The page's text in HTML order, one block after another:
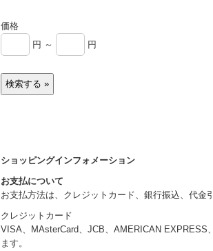
価格
円 ～
円
ショッピングインフォメーション
お支払について
お支払方法は、クレジットカード、銀行振込、代金
クレジットカード
VISA、MAsterCard、JCB、AMERICAN EXPRESS
ます。